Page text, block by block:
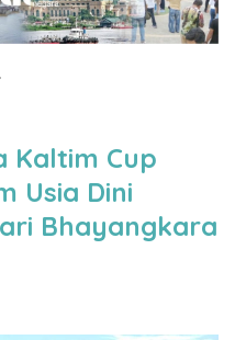
Kaltim Cup
Usia Dini
Bhayangkara